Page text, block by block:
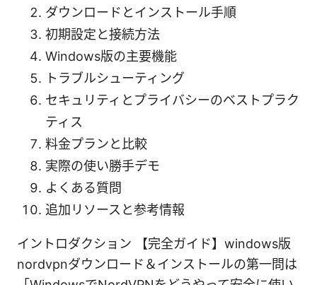
ダウンロードとインストール手順
初期設定と接続方法
Windows版の主要機能
トラブルシューティング
セキュリティとプライバシーのベストプラク
ティス
料金プランと比較
実際の使い勝手デモ
よくある質問
追加リソースと参考情報
イントロダクション 【完全ガイド】windows版
nordvpnダウンロード＆インストールの第一問は